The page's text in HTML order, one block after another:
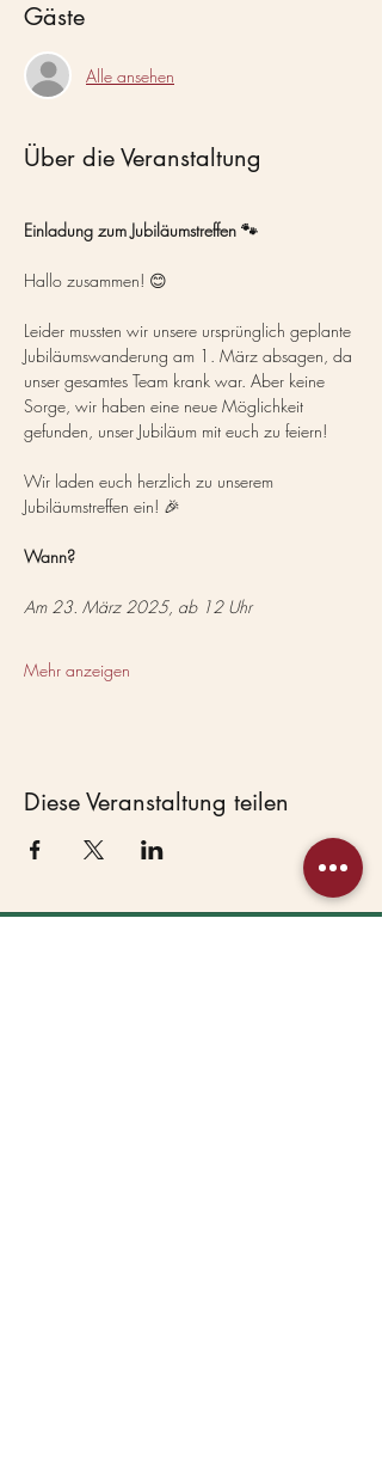
Gäste
Alle ansehen
Über die Veranstaltung
Einladung zum Jubiläumstreffen 🐾
Hallo zusammen! 😊
Leider mussten wir unsere ursprünglich geplante
Jubiläumswanderung am 1. März absagen, da
unser gesamtes Team krank war. Aber keine
Sorge, wir haben eine neue Möglichkeit
gefunden, unser Jubiläum mit euch zu feiern!
Wir laden euch herzlich zu unserem
Jubiläumstreffen ein! 🎉
Wann?
Am 23. März 2025, ab 12 Uhr
Mehr anzeigen
Diese Veranstaltung teilen